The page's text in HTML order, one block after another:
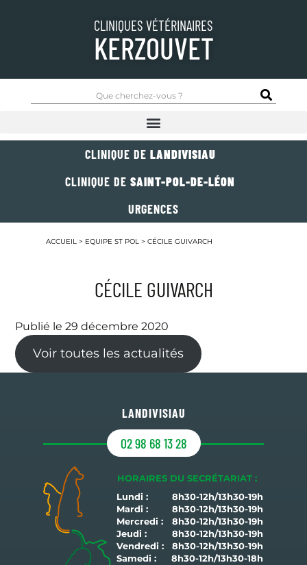
CLINIQUES VÉTÉRINAIRES
KERZOUVET
CLINIQUE DE LANDIVISIAU
CLINIQUE DE SAINT-POL-DE-LÉON
URGENCES
ACCUEIL > EQUIPE ST POL >CÉCILE GUIVARCH
CÉCILE GUIVARCH
Publié le 29 décembre 2020
Voir toutes les actualités
LANDIVISIAU
02 98 68 13 28
HORAIRES DU SECRÉTARIAT :
Lundi :
Mardi :
Mercredi :
Jeudi :
Vendredi :
Samedi :
8h30-12h/13h30-19h
8h30-12h/13h30-19h
8h30-12h/13h30-19h
8h30-12h/13h30-19h
8h30-12h/13h30-19h
8h30-12h/13h30-18h